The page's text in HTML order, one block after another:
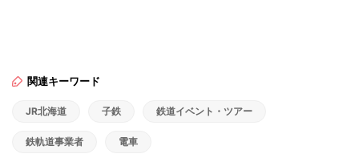
関連キーワード
JR北海道 子鉄 鉄道イベント・ツアー
鉄軌道事業者 電車